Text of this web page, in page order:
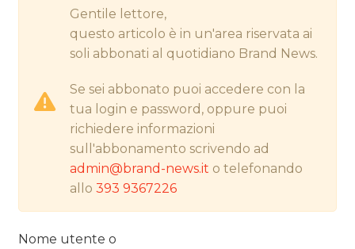
ESTERNA
Gentile lettore,
questo articolo è in un'area riservata ai
soli abbonati al quotidiano Brand News.
Se sei abbonato puoi accedere con la
tua login e password, oppure puoi
richiedere informazioni
sull'abbonamento scrivendo ad
admin@brand-news.it o telefonando
allo393 9367226
Nome utente o